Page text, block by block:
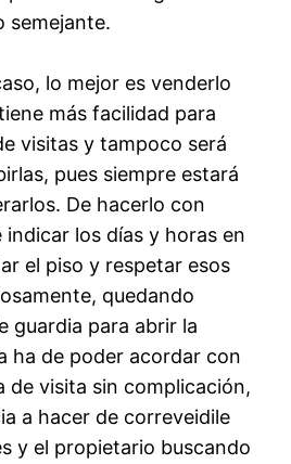
semejante.
lo mejor es venderlo
más facilidad para
visitas y tampoco será
pues siempre estará
De hacerlo con
indicar los días y horas en
el piso y respetar esos
quedando
guardia para abrir la
ha de poder acordar con
de visita sin complicación,
a hacer de correveidile
y el propietario buscando